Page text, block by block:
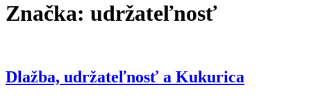
Značka: udržateľnosť
Dlažba, udržateľnosť a Kukurica